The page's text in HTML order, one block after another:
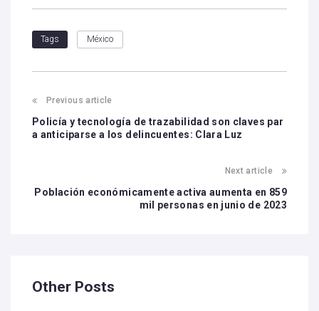
Tags México
Previous article
Policía y tecnología de trazabilidad son claves par
a anticiparse a los delincuentes: Clara Luz
Next article
Población económicamente activa aumenta en 859
mil personas en junio de 2023
Other Posts